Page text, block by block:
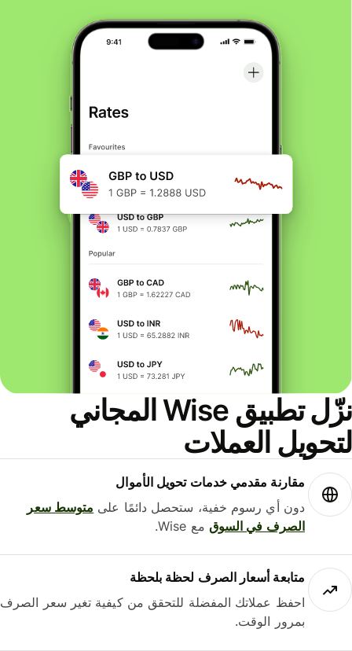
نزّل تطبيق Wise المجاني
العملات
مقارنة مقدمي خدمات تحويل الأموال
دون أي رسوم خفية، ستحصل دائمًا علىمتوسط ​​سعر
الصرف في السوقمع Wise.
متابعة أسعار الصرف لحظة بلحظة
احفظ عملاتك المفضلة للتحقق من كيفية تغير سعر الصرف
بمرور الوقت.